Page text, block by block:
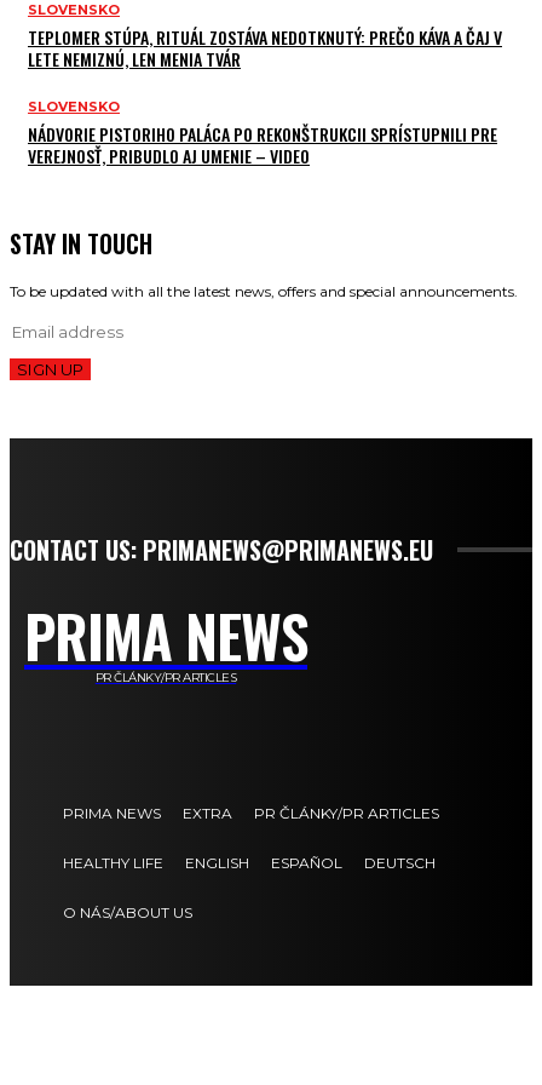
SLOVENSKO
TEPLOMER STÚPA, RITUÁL ZOSTÁVA NEDOTKNUTÝ: PREČO KÁVA A ČAJ V
LETE NEMIZNÚ, LEN MENIA TVÁR
SLOVENSKO
NÁDVORIE PISTORIHO PALÁCA PO REKONŠTRUKCII SPRÍSTUPNILI PRE
VEREJNOSŤ, PRIBUDLO AJ UMENIE – VIDEO
STAY IN TOUCH
To be updated with all the latest news, offers and special announcements.
SIGN UP
CONTACT US: PRIMANEWS@PRIMANEWS.EU
PRIMA NEWS
PR ČLÁNKY/PR ARTICLES
PRIMA NEWS EXTRA PR ČLÁNKY/PR ARTICLES
HEALTHY LIFE ENGLISH ESPAÑOL DEUTSCH
O NÁS/ABOUT US